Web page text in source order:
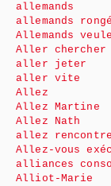
allemands
allemands
Allemands
Aller chercher
aller jeter
aller vite
Allez
Allez Martine
Allez Nath
allez
Allez-vous
alliances
Alliot-Marie